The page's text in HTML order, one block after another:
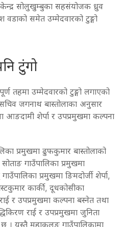
सोलुखुम्बुका सहसंयोजक ध्रुव
वडाको समेत उम्मेदवारको टुङ्गो
टुंगो
तहमा उम्मेदवारको टुङ्गो लगाएको
जगनाथ बास्तोलाका अनुसार
आङदामी शेर्पा र उपप्रमुखमा कल्पना
प्रमुखमा ढुफकुमार बास्तोलाको
गाउँपालिका प्रमुखमा
प्रमुखमा ङिमदोर्जी शेर्पा,
कार्की, दूधकोसीका
र उपप्रमुखमा कल्पना बस्नेत तथा
राई र उपप्रमुखमा जुनिता
। यस्तै महाकुलुङ गाउँपालिकामा